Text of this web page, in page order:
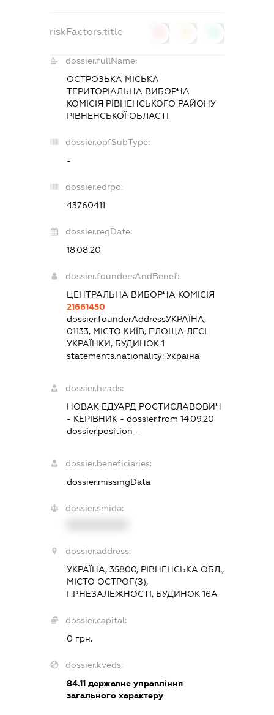
riskFactors.title
dossier.fullName:
ОСТРОЗЬКА МІСЬКА
ТЕРИТОРІАЛЬНА ВИБОРЧА
КОМІСІЯ РІВНЕНСЬКОГО РАЙОНУ
РІВНЕНСЬКОЇ ОБЛАСТІ
dossier.opfSubType:
-
dossier.edrpo:
43760411
dossier.regDate:
18.08.20
dossier.foundersAndBenef:
ЦЕНТРАЛЬНА ВИБОРЧА КОМІСІЯ
21661450
dossier.founderAddressУКРАЇНА,
01133, МІСТО КИЇВ, ПЛОЩА ЛЕСІ
УКРАЇНКИ, БУДИНОК 1
statements.nationality:Україна
dossier.heads:
НОВАК ЕДУАРД РОСТИСЛАВОВИЧ
- КЕРІВНИК - dossier.from 14.09.20
dossier.position -
dossier.beneficiaries:
dossier.missingData
dossier.smida:
dossier.address:
УКРАЇНА, 35800, РІВНЕНСЬКА ОБЛ.,
МІСТО ОСТРОГ(З),
ПР.НЕЗАЛЕЖНОСТІ, БУДИНОК 16А
dossier.capital:
0 грн.
dossier.kveds:
84.11 державне управління
загального характеру